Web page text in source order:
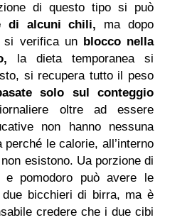
di questo tipo si può
di alcuni chili, ma dopo
si verifica un blocco nella
la dieta temporanea si
si recupera tutto il peso
solo sul conteggio
oltre ad essere
non hanno nessuna
le calorie, all’interno
esistono. Ua porzione di
e pomodoro può avere le
bicchieri di birra, ma è
credere che i due cibi